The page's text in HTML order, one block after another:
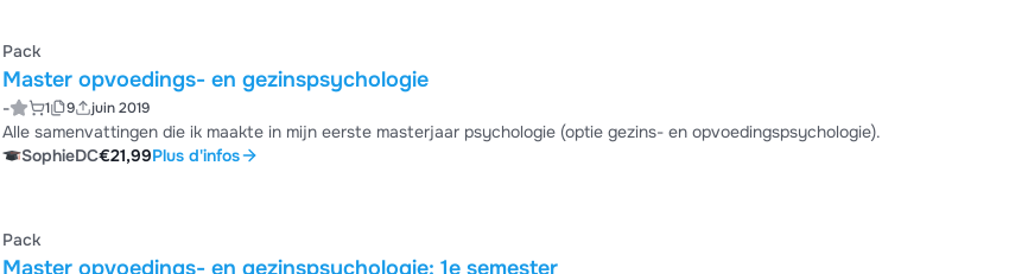
Pack
Master opvoedings- en gezinspsychologie
- 1 9 juin 2019
Alle samenvattingen die ik maakte in mijn eerste masterjaar psychologie (optie gezins- en opvoedingspsychologie).
SophieDC€21,99Plus d'infos
Pack
Master opvoedings- en gezinspsychologie: 1e semester